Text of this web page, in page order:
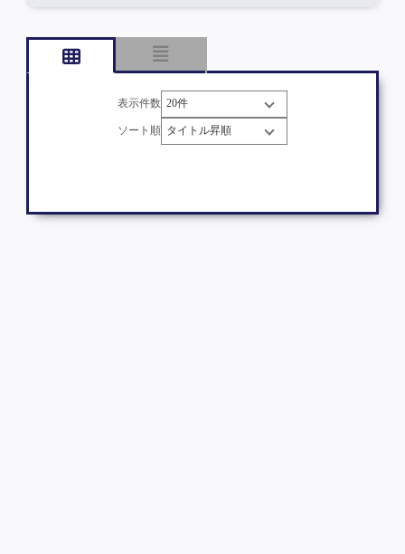
表示件数
ソート順